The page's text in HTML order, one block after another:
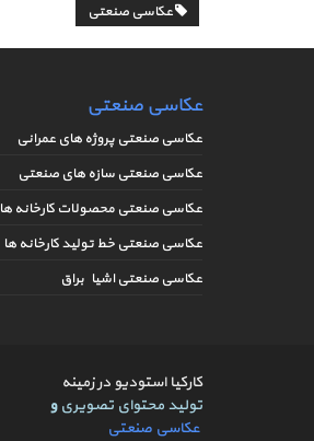
عکاسی صنعتی
عکاسی صنعتی
عکاسی صنعتی پروژه های عمرانی
عکاسی صنعتی سازه های صنعتی
عکاسی صنعتی محصولات کارخانه ها
عکاسی صنعتی خط تولید کارخانه ها
عکاسی صنعتی اشیاء براق
کارکیا استودیو در زمینه
تولید محتوای تصویریو
عکاسی صنعتی